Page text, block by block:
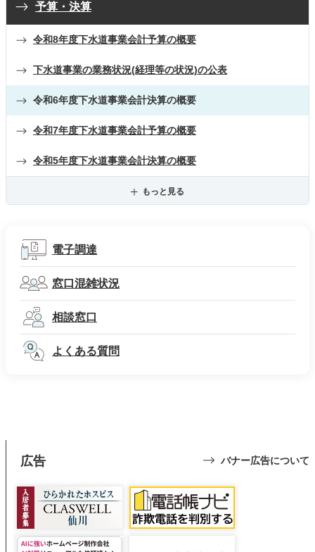
予算・決算
令和8年度下水道事業会計予算の概要
下水道事業の業務状況(経理等の状況)の公表
令和6年度下水道事業会計決算の概要
令和7年度下水道事業会計予算の概要
令和5年度下水道事業会計決算の概要
もっと見る
電子調達
窓口混雑状況
相談窓口
よくある質問
広告 バナー広告について